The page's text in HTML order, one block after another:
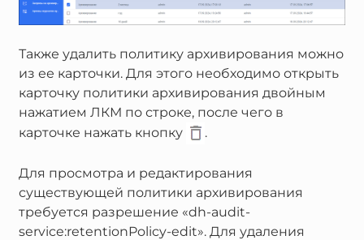
Также удалить политику архивирования можно
из ее карточки. Для этого необходимо открыть
карточку политики архивирования двойным
нажатием ЛКМ по строке, после чего в
карточке нажать кнопку
.
Для просмотра и редактирования
существующей политики архивирования
требуется разрешение «dh-audit-
service:retentionPolicy-edit». Для удаления